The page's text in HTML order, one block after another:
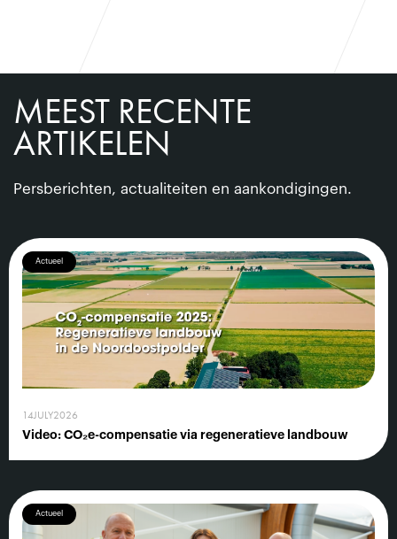
MEEST RECENTE
ARTIKELEN
Persberichten, actualiteiten en aankondigingen.
Actueel
14JULY2026
Video: CO₂e-compensatie via regeneratieve landbouw
Actueel